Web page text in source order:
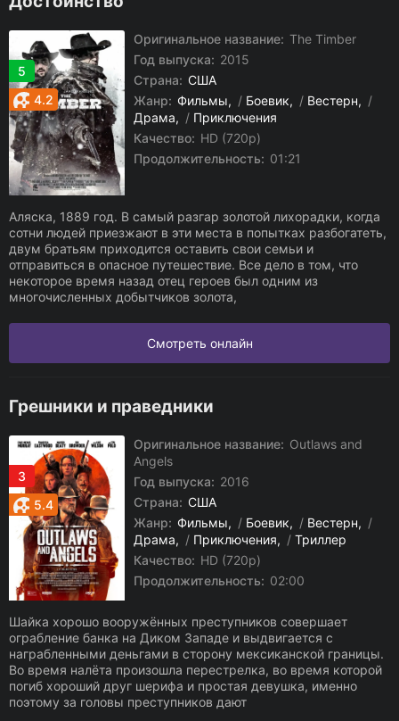
5
4.2
Оригинальное название: The Timber
Год выпуска: 2015
Страна: США
Жанр: Фильмы / Боевик / Вестерн
/
Драма
/ Приключения
Качество: HD (720p)
Продолжительность: 01:21
Аляска, 1889 год. В самый разгар золотой лихорадки, когда
сотни людей приезжают в эти места в попытках разбогатеть,
двум братьям приходится оставить свои семьи и
отправиться в опасное путешествие. Все дело в том, что
некоторое время назад отец героев был одним из
многочисленных добытчиков золота,
Смотреть онлайн
Грешники и праведники
3
5.4
Оригинальное название: Outlaws and
Angels
Год выпуска: 2016
Страна: США
Жанр: Фильмы / Боевик / Вестерн
/
Драма
/ Приключения / Триллер
Качество: HD (720p)
Продолжительность: 02:00
Шайка хорошо вооружённых преступников совершает
ограбление банка на Диком Западе и выдвигается с
награбленными деньгами в сторону мексиканской границы.
Во время налёта произошла перестрелка, во время которой
погиб хороший друг шерифа и простая девушка, именно
поэтому за головы преступников дают